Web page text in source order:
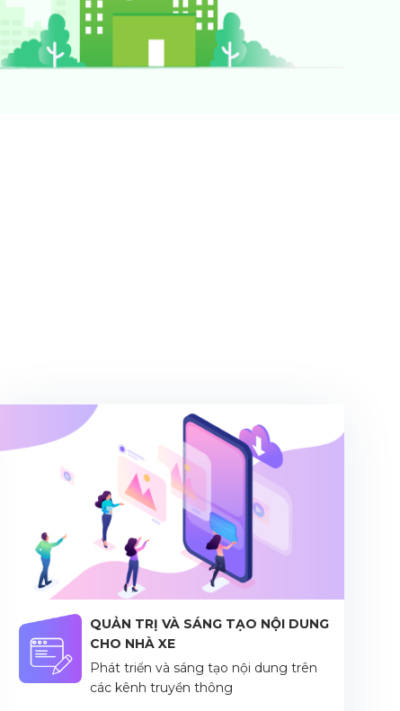
QUẢN TRỊ VÀ SÁNG TẠO NỘI DUNG
CHO NHÀ XE
Phát triển và sáng tạo nội dung trên
các kênh truyền thông